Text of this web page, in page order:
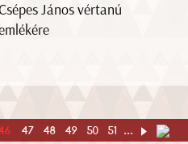
János vértanú
47 48 49 50 51 ...